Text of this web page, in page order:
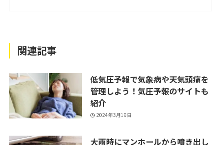
関連記事
低気圧予報で気象病や天気頭痛を
管理しよう！気圧予報のサイトも
紹介
2024年3月19日
大雨時にマンホールから噴き出し